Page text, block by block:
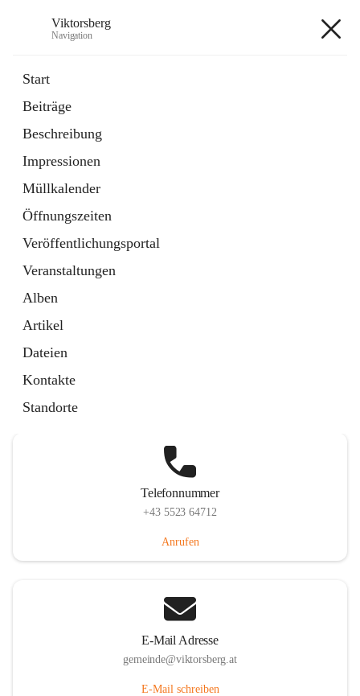
Viktorsberg
Navigation
Start
Beiträge
Beschreibung
Impressionen
Müllkalender
Öffnungszeiten
Veröffentlichungsportal
Veranstaltungen
Alben
Artikel
Dateien
Kontakte
Standorte
1 Schnellzugriff
Bürgerservice
10 Schnellzugriffe
Telefonnummer
+43 5523 64712
Anrufen
E-Mail Adresse
gemeinde@viktorsberg.at
E-Mail schreiben